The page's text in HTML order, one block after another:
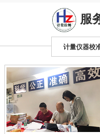
服
计量仪器校